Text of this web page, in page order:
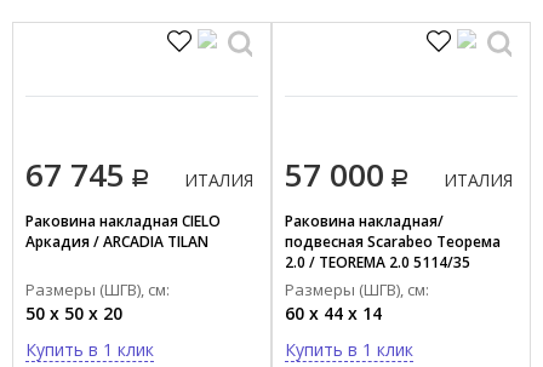
67 745 ИТАЛИЯ
Раковина накладная CIELO
Аркадия / ARCADIA TILAN
Размеры (ШГВ), см:
50 x 50 x 20
Купить в 1 клик
57 000 ИТАЛИЯ
Раковина накладная/
подвесная Scarabeo Теорема
2.0 / TEOREMA 2.0 5114/35
Размеры (ШГВ), см:
60 x 44 x 14
Купить в 1 клик